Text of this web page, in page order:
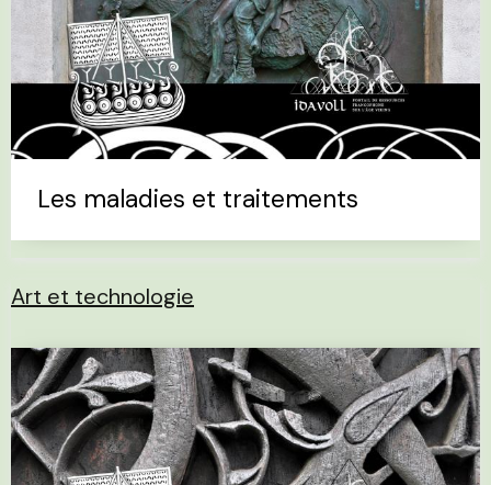
Les maladies et traitements
Art et technologie